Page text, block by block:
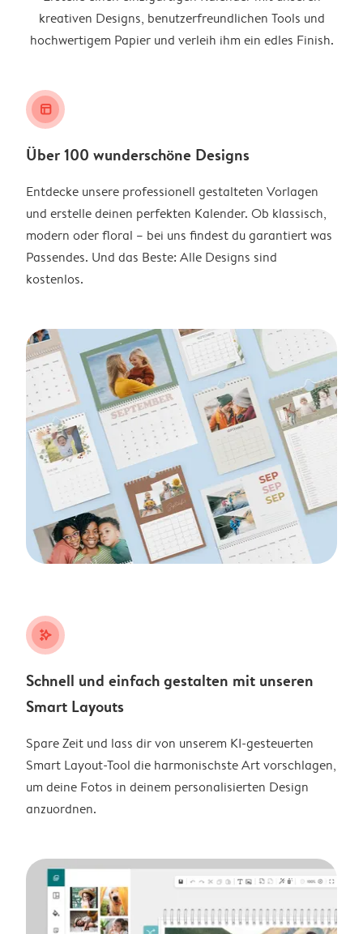
kreativen Designs, benutzerfreundlichen Tools und
hochwertigem Papier und verleih ihm ein edles Finish.
layout_alt
Über 100 wunderschöne Designs
Entdecke unsere professionell gestalteten Vorlagen
und erstelle deinen perfekten Kalender. Ob klassisch,
modern oder floral – bei uns findest du garantiert was
Passendes. Und das Beste: Alle Designs sind
kostenlos.
stars_plus
Schnell und einfach gestalten mit unseren
Smart Layouts
Spare Zeit und lass dir von unserem KI-gesteuerten
Smart Layout-Tool die harmonischste Art vorschlagen,
um deine Fotos in deinem personalisierten Design
anzuordnen.